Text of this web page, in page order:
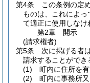
第4条
この条例の定
ものは、これによ
て適正に使用しなけ
第2章
開示
(請求権者)
第5条
次に掲げる者
請求することができ
(1)
町内に住所を
(2)
町内に事務所